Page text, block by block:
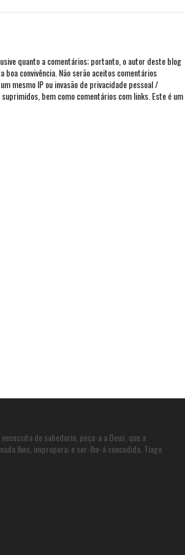
quanto a comentários; portanto, o autor deste blog
convivência. Não serão aceitos comentários
mesmo IP ou invasão de privacidade pessoal /
bem como comentários com links. Este é um
de sabedoria, peça-a a Deus, que a
lhes, impropera; e ser-lhe-á concedida. Tiago